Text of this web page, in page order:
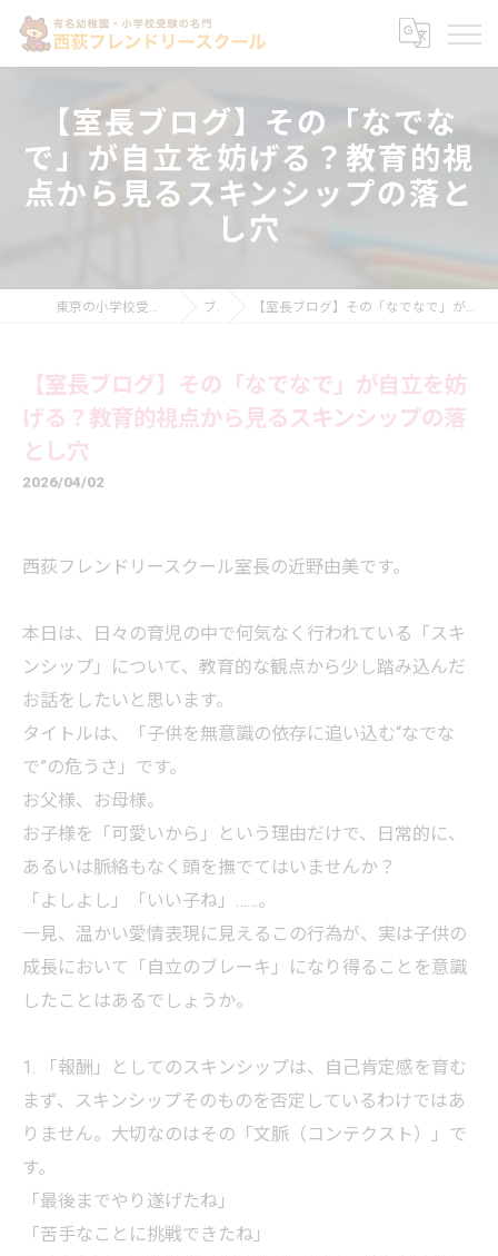
【室長ブログ】その「なでな
で」が自立を妨げる？教育的視
点から見るスキンシップの落と
し穴
東京の小学校受験なら西荻フレンドリースクール ブログ 【室長ブログ】その「なでなで」が自立を妨げる？教育的視点から見るスキンシップの落とし穴
【室長ブログ】その「なでなで」が自立を妨
げる？教育的視点から見るスキンシップの落
とし穴
2026/04/02
西荻フレンドリースクール室長の近野由美です。
本日は、日々の育児の中で何気なく行われている「スキ
ンシップ」について、教育的な観点から少し踏み込んだ
お話をしたいと思います。
タイトルは、「子供を無意識の依存に追い込む“なでな
で”の危うさ」です。
お父様、お母様。
お子様を「可愛いから」という理由だけで、日常的に、
あるいは脈絡もなく頭を撫でてはいませんか？
「よしよし」「いい子ね」……。
一見、温かい愛情表現に見えるこの行為が、実は子供の
成長において「自立のブレーキ」になり得ることを意識
したことはあるでしょうか。
1. 「報酬」としてのスキンシップは、自己肯定感を育む
まず、スキンシップそのものを否定しているわけではあ
りません。大切なのはその「文脈（コンテクスト）」で
す。
「最後までやり遂げたね」
「苦手なことに挑戦できたね」